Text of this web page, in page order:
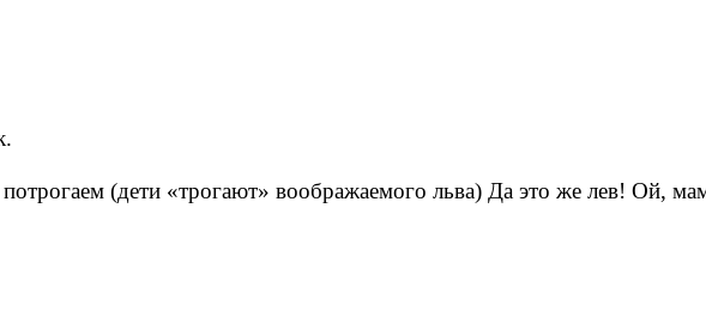
потрогаем (дети «трогают» воображаемого льва) Да это же лев! Ой,